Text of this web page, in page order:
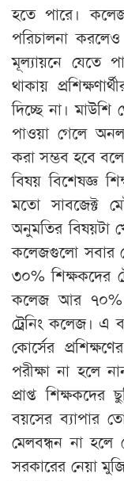
হতে পারে।
পরিচালনা করলেও
মূল্যায়নে যেতে
থাকায়
দিচ্ছে না।
পাওয়া গেলে
করা সম্ভব হবে
বিষয় বিশেষজ্ঞ
মতো সাবজেক্ট
অনুমতির বিষয়টা
কলেজগুলো সবার
৩০% শিক্ষকদের
কলেজ আর ৭০%
ট্রেনিং কলেজ। এ
কোর্সের
পরীক্ষা না হলে
প্রাপ্ত
বয়সের ব্যাপার
মেলবন্ধন না হলে
সরকারের নেয়া